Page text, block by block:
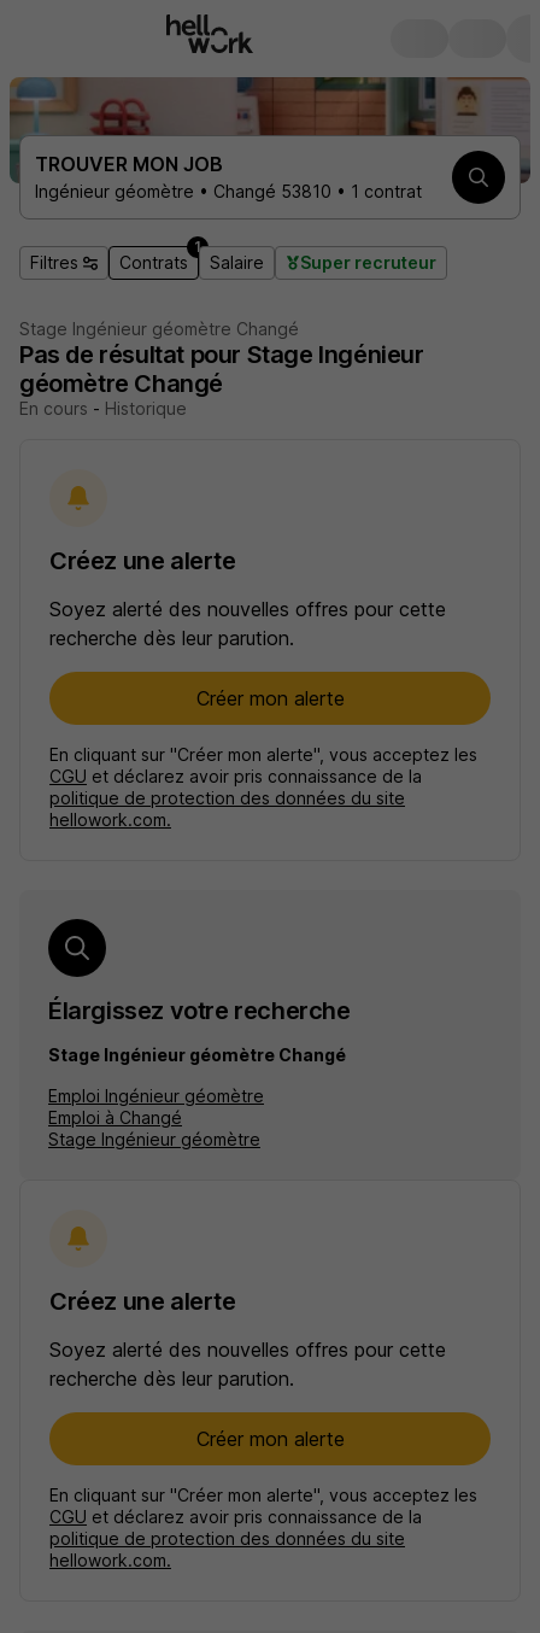
TROUVER MON JOB
Ingénieur géomètre • Changé 53810 • 1 contrat
Filtres Contrats
1
Salaire Super recruteur
Stage Ingénieur géomètre Changé
Pas de résultat pour Stage Ingénieur
géomètre Changé
En cours - Historique
Créez une alerte
Soyez alerté des nouvelles offres pour cette
recherche dès leur parution.
Créer mon alerte
En cliquant sur "Créer mon alerte", vous acceptez les
CGU et déclarez avoir pris connaissance de la
politique de protection des données du site
hellowork.com.
Élargissez votre recherche
Stage Ingénieur géomètre Changé
Emploi Ingénieur géomètre
Emploi à Changé
Stage Ingénieur géomètre
Créez une alerte
Soyez alerté des nouvelles offres pour cette
recherche dès leur parution.
Créer mon alerte
En cliquant sur "Créer mon alerte", vous acceptez les
CGU et déclarez avoir pris connaissance de la
politique de protection des données du site
hellowork.com.